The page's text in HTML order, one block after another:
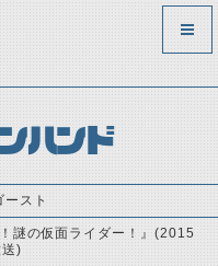
ハンド
スト
謎の仮面ライダー！』(2015
)